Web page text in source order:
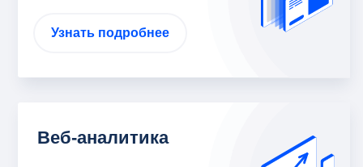
Узнать подробнее
Веб-аналитика